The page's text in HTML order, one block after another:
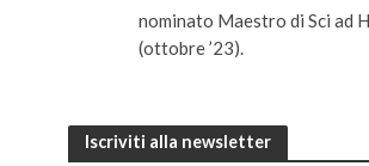
nominato Maestro di Sci ad
(ottobre ’23).
Iscriviti alla newsletter